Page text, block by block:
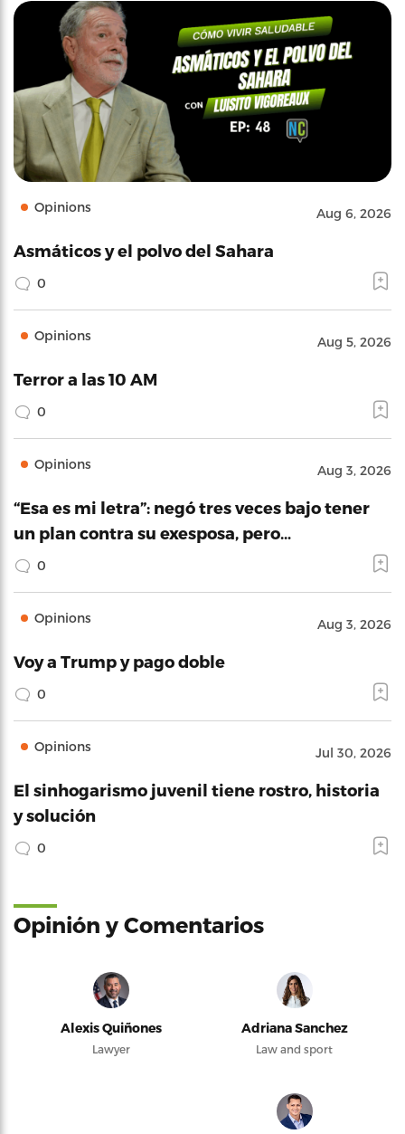
Opinions Aug 6, 2026
Asmáticos y el polvo del Sahara
0
Opinions Aug 5, 2026
Terror a las 10 AM
0
Opinions Aug 3, 2026
“Esa es mi letra”: negó tres veces bajo tener
un plan contra su exesposa, pero…
0
Opinions Aug 3, 2026
Voy a Trump y pago doble
0
Opinions Jul 30, 2026
El sinhogarismo juvenil tiene rostro, historia
y solución
0
Opinión y Comentarios
Alexis Quiñones
Lawyer
Adriana Sanchez
Law and sport